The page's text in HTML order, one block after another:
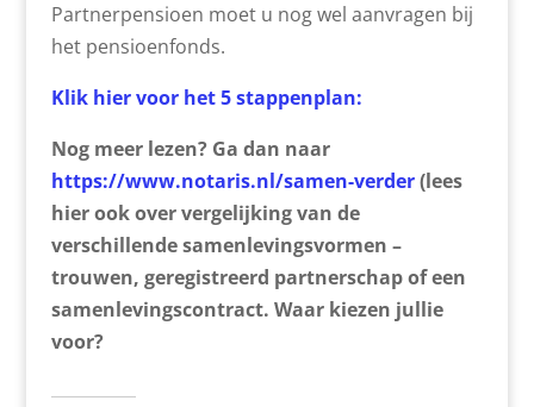
Partnerpensioen moet u nog wel aanvragen bij
het pensioenfonds.
Klik hier voor het 5 stappenplan:
Nog meer lezen? Ga dan naar
https://www.notaris.nl/samen-verder(lees
hier ook over vergelijking van de
verschillende samenlevingsvormen –
trouwen, geregistreerd partnerschap of een
samenlevingscontract. Waar kiezen jullie
voor?